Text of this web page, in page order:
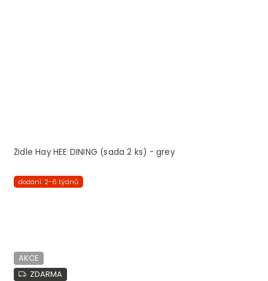
Židle Hay HEE DINING (sada 2 ks) - grey
dodání: 2-6 týdnů
AKCE
ZDARMA